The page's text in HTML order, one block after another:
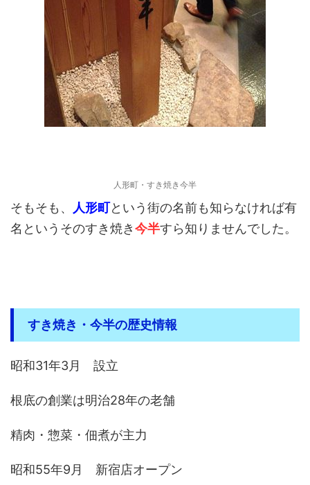
人形町・すき焼き今半
そもそも、 人形町という街の名前も知らなければ有
名というそのすき焼き今半すら知りませんでした。
すき焼き・今半の歴史情報
昭和31年3月 設立
根底の創業は明治28年の老舗
精肉・惣菜・佃煮が主力
昭和55年9月 新宿店オープン